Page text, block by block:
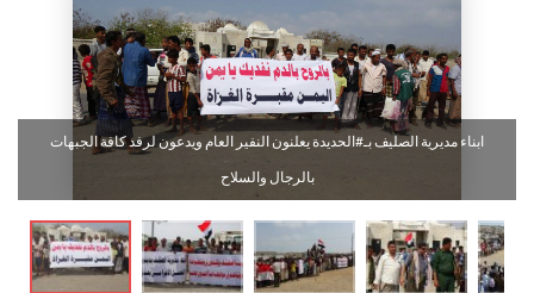
ابناء مديرية الصليف بـ#الحديدة يعلنون النفير العام ويدعون لرفد كافة الجبهات
بالرجال والسلاح